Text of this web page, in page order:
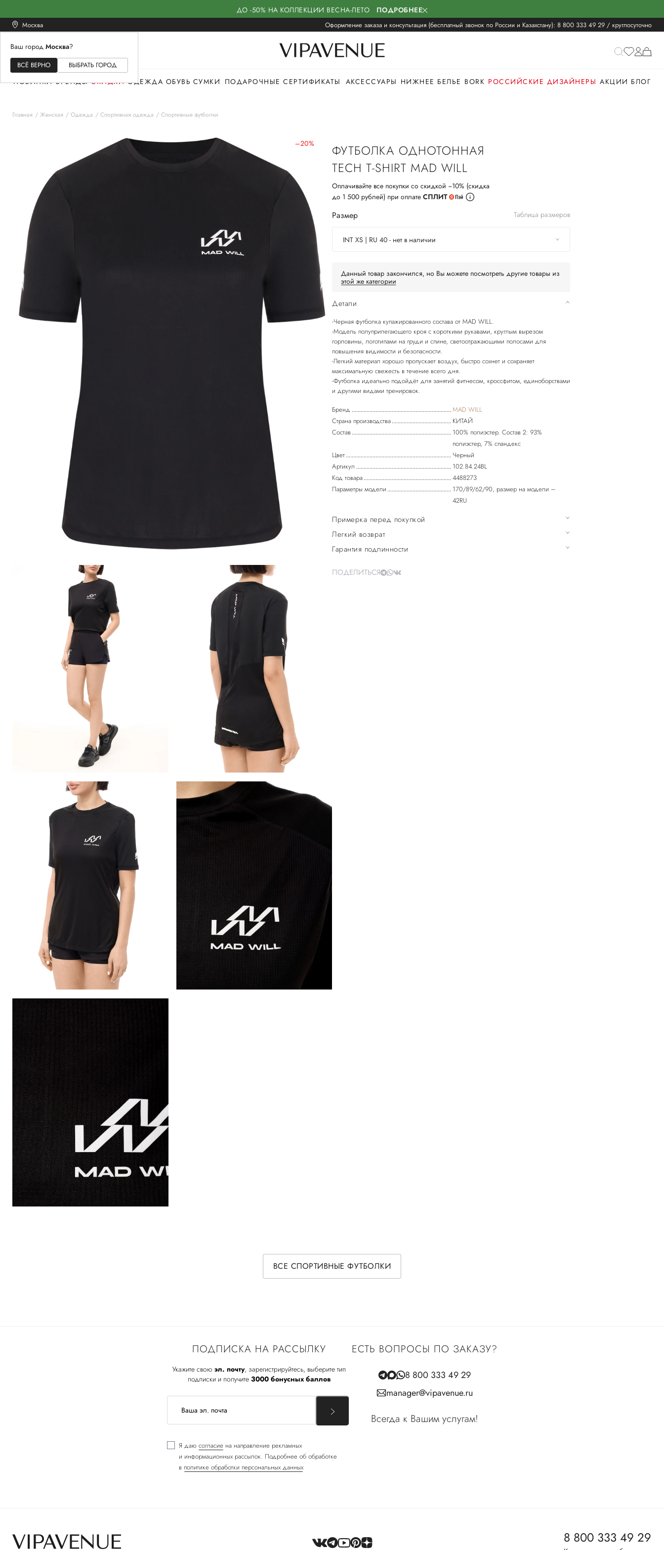
ДО -50% НА КОЛЛЕКЦИИ ВЕСНА-ЛЕТО ПОДРОБНЕЕ
Москва Оформление заказа и консультация (бесплатный звонок по России и Казахстану): 8 800 333 49 29 / круглосуточно
Ваш город Москва?
ВСЁ ВЕРНО ВЫБРАТЬ ГОРОД
ЖЕНСКОЕМУЖСКОЕ
НОВИНКИ БРЕНДЫ СКИДКИ ОДЕЖДА ОБУВЬ СУМКИ ПОДАРОЧНЫЕ СЕРТИФИКАТЫ АКСЕССУАРЫ НИЖНЕЕ БЕЛЬЕ BORK РОССИЙСКИЕ ДИЗАЙНЕРЫ АКЦИИ БЛОГ
Главная Женская Одежда Спортивная одежда Спортивные футболки
–20%
ФУТБОЛКА ОДНОТОННАЯ
TECH T-SHIRT MAD WILL
Оплачивайте все покупки со скидкой −10% (скидка
до 1 500 рублей) при оплате СПЛИТ
Размер Таблица размеров
INT XS | RU 40 - нет в наличии
Данный товар закончился, но Вы можете посмотреть другие товары из
этой же категории
Детали
-Черная футболка купажированного состава от MAD WILL.
-Модель полуприлегающего кроя с короткими рукавами, круглым вырезом
горловины, логотипами на груди и спине, светоотражающими полосами для
повышения видимости и безопасности.
-Легкий материал хорошо пропускает воздух, быстро сохнет и сохраняет
максимальную свежесть в течение всего дня.
-Футболка идеально подойдёт для занятий фитнесом, кроссфитом, единоборствами
и другими видами тренировок.
Бренд
MAD WILL
Страна производства
КИТАЙ
Состав
100% полиэстер. Состав 2: 93%
полиэстер, 7% спандекс
Цвет
Черный
Артикул
102.84.24BL
Код товара
4488273
Параметры модели
170/89/62/90, размер на модели –
42RU
Примерка перед покупкой
Легкий возврат
Гарантия подлинности
ПОДЕЛИТЬСЯ
ВСЕ СПОРТИВНЫЕ ФУТБОЛКИ
ПОДПИСКА НА РАССЫЛКУ
Укажите свою эл. почту, зарегистрируйтесь, выберите тип
подписки и получите 3000 бонусных баллов
Я даю согласие на направление рекламных
и информационных рассылок. Подробнее об обработке
в политике обработки персональных данных
ЕСТЬ ВОПРОСЫ ПО ЗАКАЗУ?
8 800 333 49 29
manager@vipavenue.ru
Всегда к Вашим услугам!
8 800 333 49 29